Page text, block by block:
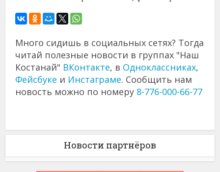
Много сидишь в социальных сетях? Тогда
читай полезные новости в группах "Наш
Костанай" ВКонтакте, в Одноклассниках,
Фейсбуке и Инстаграме. Сообщить нам
новость можно по номеру 8-776-000-66-77
Новости партнёров